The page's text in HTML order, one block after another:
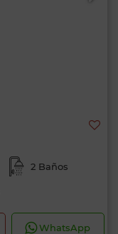
2 Baños
WhatsApp